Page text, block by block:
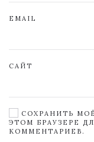
EMAIL
САЙТ
СОХРАНИТЬ
ЭТОМ БРАУЗЕРЕ
КОММЕНТАРИЕВ.